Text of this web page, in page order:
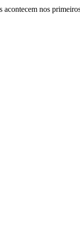
acontecem nos